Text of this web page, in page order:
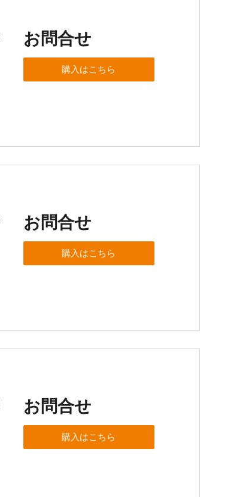
お問合せ
購入はこちら
お問合せ
購入はこちら
お問合せ
購入はこちら